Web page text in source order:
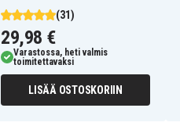
(31)
29,98 €
Varastossa, heti valmis
toimitettavaksi
LISÄÄ OSTOSKORIIN